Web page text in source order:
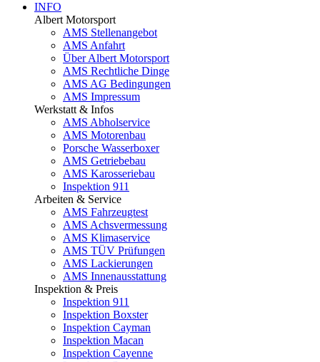
INFO
Albert Motorsport
AMS Stellenangebot
AMS Anfahrt
Über Albert Motorsport
AMS Rechtliche Dinge
AMS AG Bedingungen
AMS Impressum
Werkstatt & Infos
AMS Abholservice
AMS Motorenbau
Porsche Wasserboxer
AMS Getriebebau
AMS Karosseriebau
Inspektion 911
Arbeiten & Service
AMS Fahrzeugtest
AMS Achsvermessung
AMS Klimaservice
AMS TÜV Prüfungen
AMS Lackierungen
AMS Innenausstattung
Inspektion & Preis
Inspektion 911
Inspektion Boxster
Inspektion Cayman
Inspektion Macan
Inspektion Cayenne